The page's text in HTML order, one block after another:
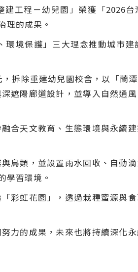
工程－幼兒園」榮獲「2026
理的成果。
境保護」三大理念推動城市
拆除重建幼兒園校舍，以「蘭
遮陽廊道設計，並導入自然通
天文教育、生態環境與永續
鳥類，並設置雨水回收、自動
學習環境。
彩虹花園」，透過栽種蜜源與
力的成果，未來也將持續深化